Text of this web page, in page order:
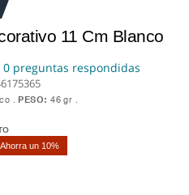
11 Cm Blanco
0 preguntas respondidas
PESO: 46 gr
Ahorra un 10%